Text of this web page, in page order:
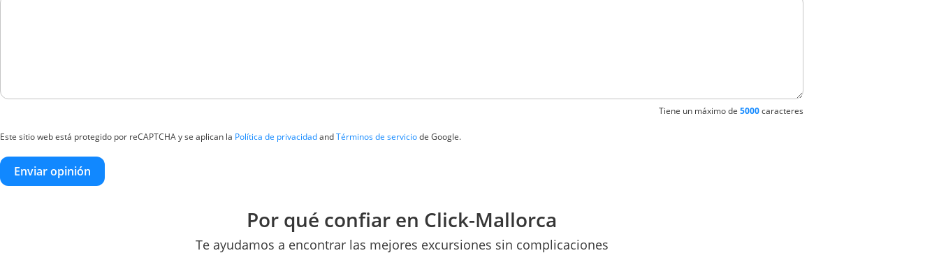
Tiene un máximo de 5000caracteres
Este sitio web está protegido por reCAPTCHA y se aplican la Política de privacidadandTérminos de serviciode Google.
Enviar opinión
Por qué confiar en Click-Mallorca
Te ayudamos a encontrar las mejores excursiones sin complicaciones